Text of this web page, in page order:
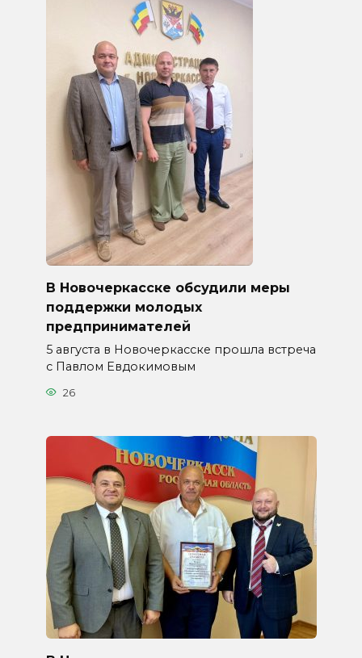
В Новочеркасске обсудили меры
поддержки молодых
предпринимателей
5 августа в Новочеркасске прошла встреча
с Павлом Евдокимовым
26